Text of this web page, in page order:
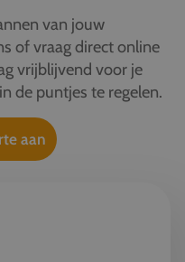
van jouw
of vraag direct online
vrijblijvend voor je
de puntjes te regelen.
aan